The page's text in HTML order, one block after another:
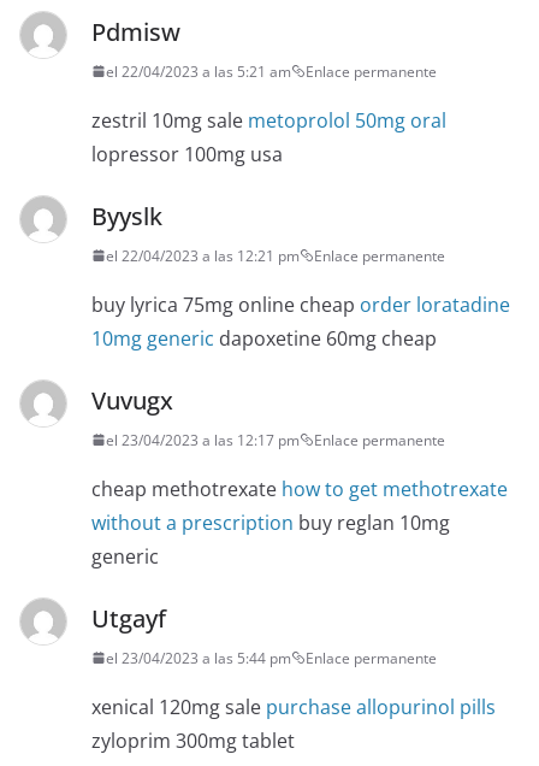
Pdmisw
el 22/04/2023 a las 5:21 am Enlace permanente
zestril 10mg sale metoprolol 50mg oral
lopressor 100mg usa
Byyslk
el 22/04/2023 a las 12:21 pm Enlace permanente
buy lyrica 75mg online cheap order loratadine
10mg generic dapoxetine 60mg cheap
Vuvugx
el 23/04/2023 a las 12:17 pm Enlace permanente
cheap methotrexate how to get methotrexate
without a prescription buy reglan 10mg
generic
Utgayf
el 23/04/2023 a las 5:44 pm Enlace permanente
xenical 120mg sale purchase allopurinol pills
zyloprim 300mg tablet